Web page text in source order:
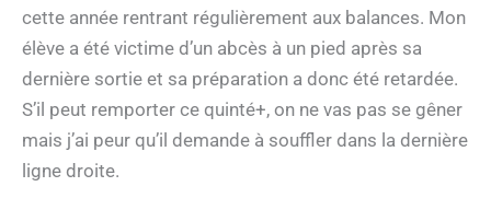
cette année rentrant régulièrement aux balances. Mon
élève a été victime d’un abcès à un pied après sa
dernière sortie et sa préparation a donc été retardée.
S’il peut remporter ce quinté+, on ne vas pas se gêner
mais j’ai peur qu’il demande à souffler dans la dernière
ligne droite.